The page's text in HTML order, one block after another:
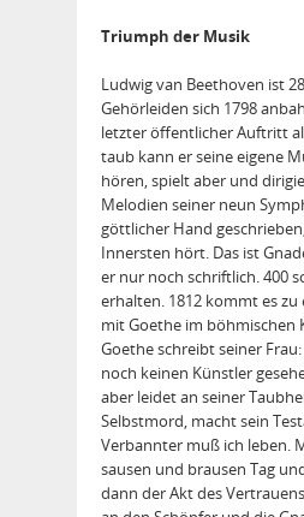
Triumph der Musik
Ludwig van Beethoven ist
Gehörleiden sich 1798
letzter öffentlicher Auftritt
taub kann er seine eigene
hören, spielt aber und
Melodien seiner neun
göttlicher Hand
Innersten hört. Das ist
er nur noch schriftlich. 400
erhalten. 1812 kommt es zu
mit Goethe im böhmischen
Goethe schreibt seiner
noch keinen Künstler
aber leidet an seiner
Selbstmord, macht sein
Verbannter muß ich leben.
sausen und brausen Tag
dann der Akt des